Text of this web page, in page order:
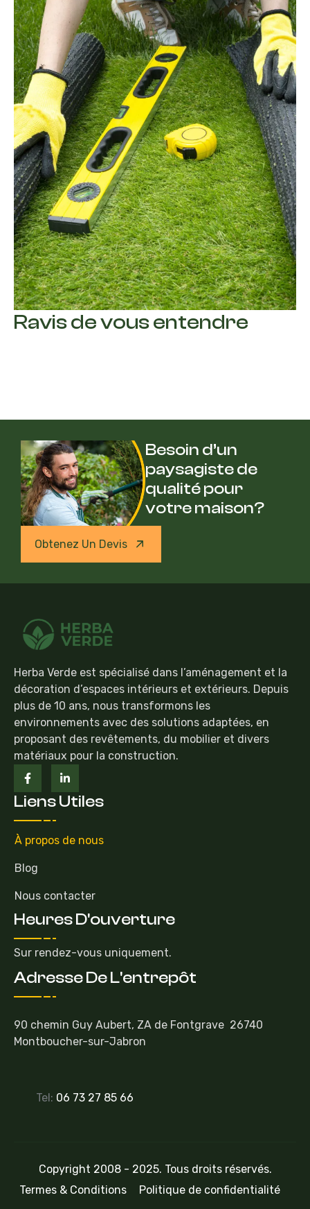
Ravis de vous entendre
Besoin d’un
paysagiste de
qualité pour
votre maison?
Obtenez Un Devis
Herba Verde est spécialisé dans l’aménagement et la
décoration d’espaces intérieurs et extérieurs. Depuis
plus de 10 ans, nous transformons les
environnements avec des solutions adaptées, en
proposant des revêtements, du mobilier et divers
matériaux pour la construction.
Liens Utiles
À propos de nous
Blog
Nous contacter
Heures D'ouverture
Sur rendez-vous uniquement.
Adresse De L'entrepôt
90 chemin Guy Aubert, ZA de Fontgrave 26740
Montboucher-sur-Jabron
Tel: 06 73 27 85 66
Copyright 2008 - 2025. Tous droits réservés.
Termes & Conditions
Politique de confidentialité